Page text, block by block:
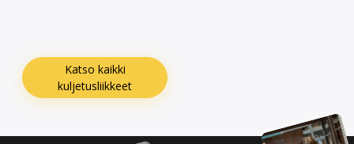
Katso kaikki
kuljetusliikkeet